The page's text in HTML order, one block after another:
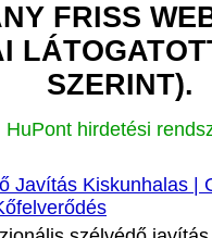
FRISS
SZERINT).
HuPont hirdetési
Javítás Kiskunhalas |